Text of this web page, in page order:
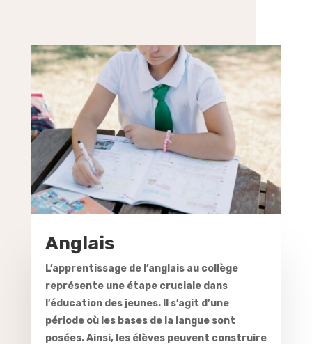
Anglais
L’apprentissage de l’anglais au collège
représente une étape cruciale dans
l’éducation des jeunes. Il s’agit d’une
période où les bases de la langue sont
posées. Ainsi, les élèves peuvent construire